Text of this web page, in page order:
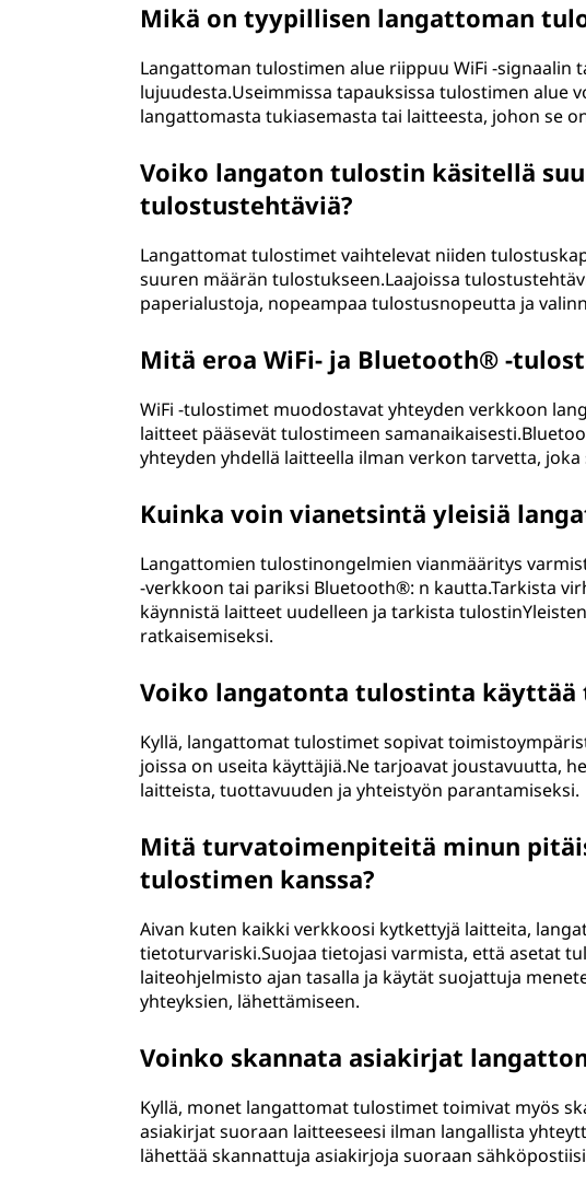
Mikä on tyypillisen langattoman
Langattoman tulostimen alue riippuu WiFi -signaalin
lujuudesta.Useimmissa tapauksissa tulostimen alue
langattomasta tukiasemasta tai laitteesta, johon se
Voiko langaton tulostin käsitellä
tulostustehtäviä?
Langattomat tulostimet vaihtelevat niiden
suuren määrän tulostukseen.Laajoissa
paperialustoja, nopeampaa tulostusnopeutta ja
Mitä eroa WiFi- ja Bluetooth® -
WiFi -tulostimet muodostavat yhteyden verkkoon
laitteet pääsevät tulostimeen
yhteyden yhdellä laitteella ilman verkon tarvetta,
Kuinka voin vianetsintä yleisiä
Langattomien tulostinongelmien vianmääritys
-verkkoon tai pariksi Bluetooth®: n kautta.Tarkista
käynnistä laitteet uudelleen ja tarkista
ratkaisemiseksi.
Voiko langatonta tulostinta käyttää
Kyllä, langattomat tulostimet sopivat
joissa on useita käyttäjiä.Ne tarjoavat joustavuutta,
laitteista, tuottavuuden ja yhteistyön parantamiseksi.
Mitä turvatoimenpiteitä minun
tulostimen kanssa?
Aivan kuten kaikki verkkoosi kytkettyjä laitteita,
tietoturvariski.Suojaa tietojasi varmista, että asetat
laiteohjelmisto ajan tasalla ja käytät suojattuja
yhteyksien, lähettämiseen.
Voinko skannata asiakirjat
Kyllä, monet langattomat tulostimet toimivat myös
asiakirjat suoraan laitteeseesi ilman langallista
lähettää skannattuja asiakirjoja suoraan